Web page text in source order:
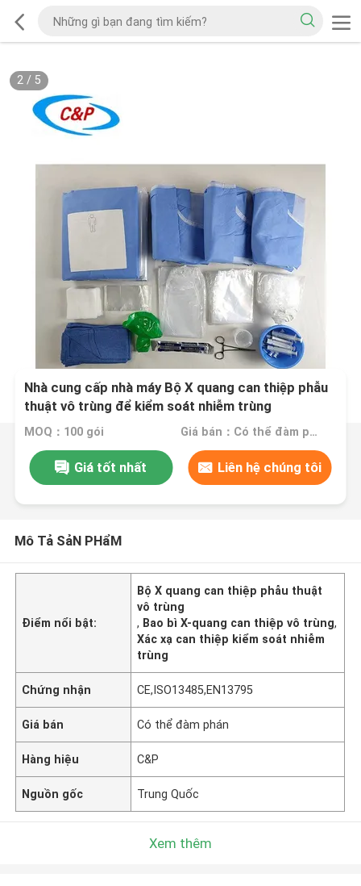
2/ 5
Nhà cung cấp nhà máy Bộ X quang can thiệp phẫu
thuật vô trùng để kiểm soát nhiễm trùng
MOQ：100 gói Giá bán：Có thể đàm phán
Giá tốt nhất Liên hệ chúng tôi
Mô Tả SảN PHẩM
Điểm nổi bật:
Bộ X quang can thiệp phẫu thuật
vô trùng
, Bao bì X-quang can thiệp vô trùng,
Xác xạ can thiệp kiểm soát nhiễm
trùng
Chứng nhận CE,ISO13485,EN13795
Giá bán Có thể đàm phán
Hàng hiệu C&P
Nguồn gốc Trung Quốc
Xem thêm